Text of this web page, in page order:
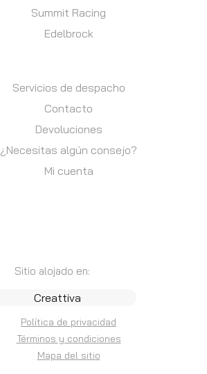
Summit Racing
Edelbrock
Servicios de despacho
Contacto
Devoluciones
¿Necesitas algún consejo?
Mi cuenta
Sitio alojado en:
Política de privacidad
Términos y condiciones
Mapa del sitio